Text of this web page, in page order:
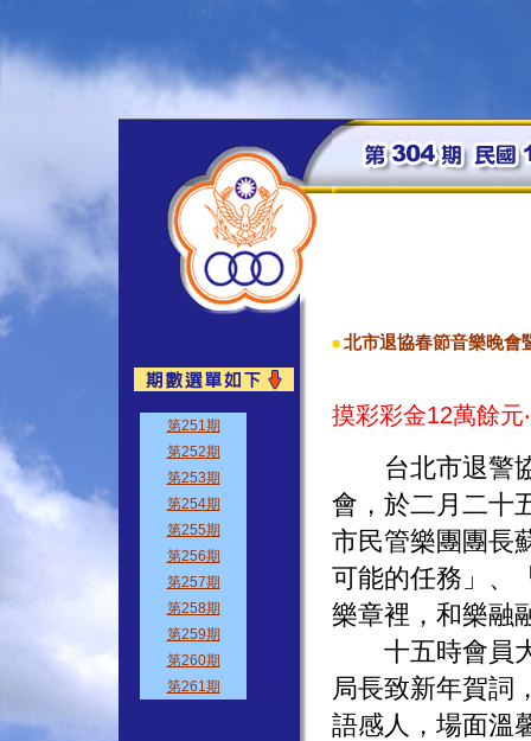
■ 北市退協春節音樂晚會
摸彩彩金12萬餘元
台北市退警協
會，於二月二十
市民管樂團團長
可能的任務」、
樂章裡，和樂融
十五時會員大
局長致新年賀詞
語感人，場面溫